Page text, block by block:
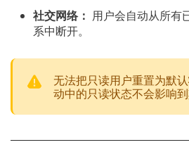
社交网络： 用户会自动从所有
系中断开。
无法把只读用户重置为默
动中的只读状态不会影响到